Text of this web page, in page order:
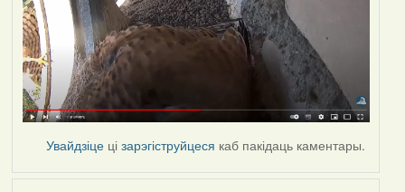
Увайдзіце цізарэгіструйцеся каб пакідаць каментары.